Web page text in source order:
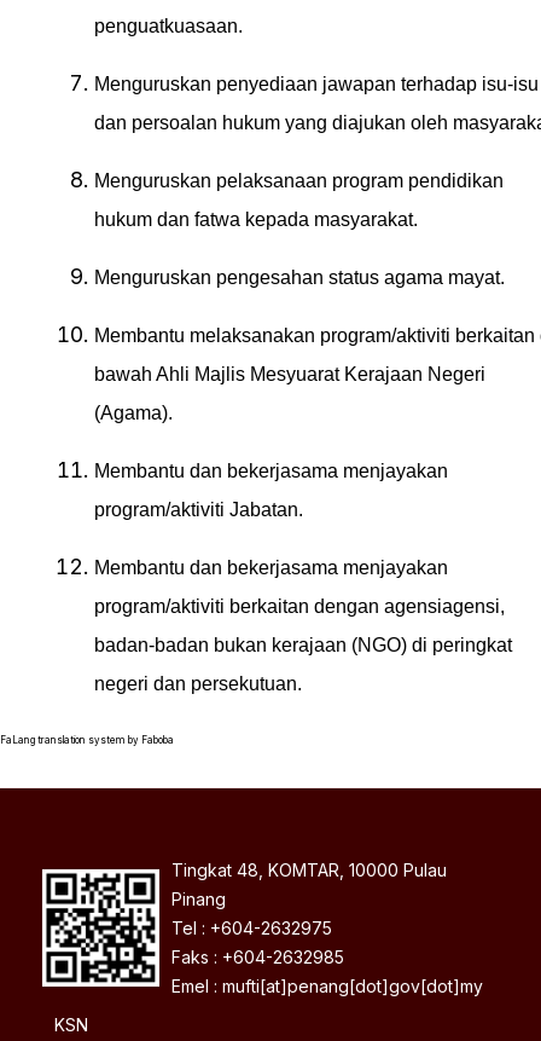
penguatkuasaan.
Menguruskan penyediaan jawapan terhadap isu-isu
dan persoalan hukum yang diajukan oleh
Menguruskan pelaksanaan program pendidikan
hukum dan fatwa kepada masyarakat.
Menguruskan pengesahan status agama mayat.
Membantu melaksanakan program/aktiviti berkaitan
bawah Ahli Majlis Mesyuarat Kerajaan Negeri
(Agama).
Membantu dan bekerjasama menjayakan
program/aktiviti Jabatan.
Membantu dan bekerjasama menjayakan
program/aktiviti berkaitan dengan agensiagensi,
badan-badan bukan kerajaan (NGO) di peringkat
negeri dan persekutuan.
FaLang translation system by Faboba
Tingkat 48, KOMTAR, 10000 Pulau
Pinang
Tel : +604-2632975
Faks : +604-2632985
Emel : mufti[at]penang[dot]gov[dot]my
KSN